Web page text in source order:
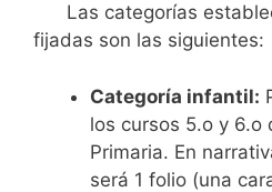
Las categorías
fijadas son las siguientes:
Categoría infantil:
los cursos 5.o y 6.o
Primaria. En
será 1 folio (una